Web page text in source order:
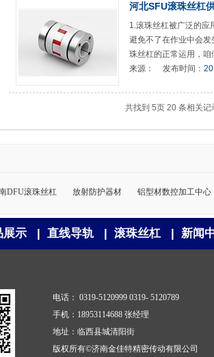
河北SFU滚珠丝杠
1.滚珠丝杠被广泛的应
避免不了在作业中会
珠丝杠的正常运用，咱
来源：
发布时间：
共找到 5页 20 条相关记
DFU滚珠丝杠 放射防护器材 铝型材数控加工中心
展示| 直线导轨| 滚珠丝杠| 新闻
电话： 0319-5120999 0319- 5120789
手机：18953114688 张经理
地址：临西县城清阳街
版权所有©济南金佳特精密传动有限公司